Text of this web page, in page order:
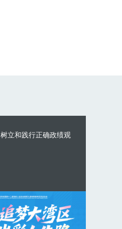
树立和践行正确政绩观